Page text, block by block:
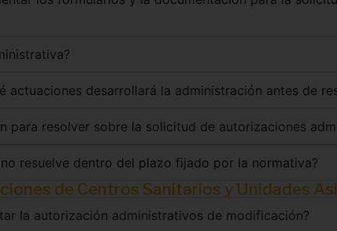
actuaciones desarrollará la administración antes de
para resolver sobre la solicitud de autorizaciones
resuelve dentro del plazo fijado por la normativa?
de Centros Sanitarios y Unidades
la autorización administrativos de modificación?